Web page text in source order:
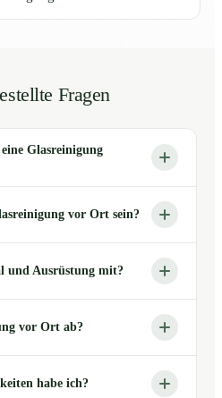
Fragen
Glasreinigung
vor Ort sein?
und Ausrüstung mit?
vor Ort ab?
habe ich?